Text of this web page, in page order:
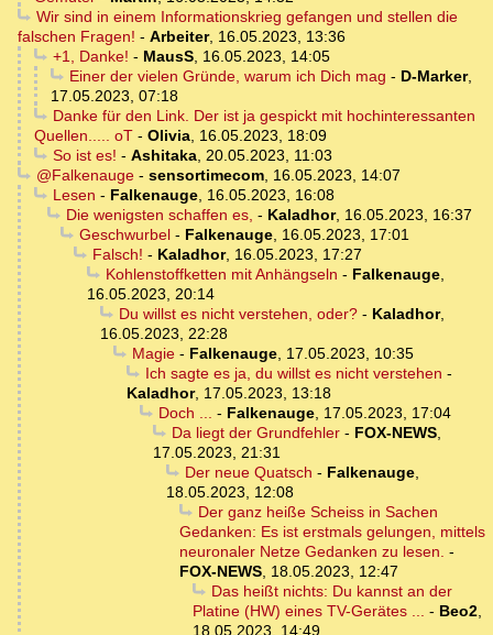
Wir sind in einem Informationskrieg gefangen und stellen die
falschen Fragen! - Arbeiter, 16.05.2023, 13:36
+1, Danke! - MausS, 16.05.2023, 14:05
Einer der vielen Gründe, warum ich Dich mag - D-Marker,
17.05.2023, 07:18
Danke für den Link. Der ist ja gespickt mit hochinteressanten
Quellen..... oT - Olivia, 16.05.2023, 18:09
So ist es! - Ashitaka, 20.05.2023, 11:03
@Falkenauge- sensortimecom, 16.05.2023, 14:07
Lesen - Falkenauge, 16.05.2023, 16:08
Die wenigsten schaffen es, - Kaladhor, 16.05.2023, 16:37
Geschwurbel- Falkenauge, 16.05.2023, 17:01
Falsch! - Kaladhor, 16.05.2023, 17:27
Kohlenstoffketten mit Anhängseln - Falkenauge,
16.05.2023, 20:14
Du willst es nicht verstehen, oder?- Kaladhor,
16.05.2023, 22:28
Magie- Falkenauge, 17.05.2023, 10:35
Ich sagte es ja, du willst es nicht verstehen -
Kaladhor, 17.05.2023, 13:18
Doch ... - Falkenauge, 17.05.2023, 17:04
Da liegt der Grundfehler- FOX-NEWS,
17.05.2023, 21:31
Der neue Quatsch - Falkenauge,
18.05.2023, 12:08
Der ganz heiße Scheiss in Sachen
Gedanken: Es ist erstmals gelungen, mittels
neuronaler Netze Gedanken zu lesen. -
FOX-NEWS, 18.05.2023, 12:47
Das heißt nichts: Du kannst an der
Platine (HW) eines TV-Gerätes ... - Beo2,
18.05.2023, 14:49